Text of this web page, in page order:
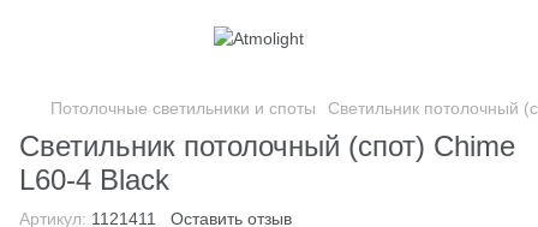
Потолочные светильники и споты Светильник потолочный
Светильник потолочный (спот) Chime
L60-4 Black
Артикул: 1121411 Оставить отзыв